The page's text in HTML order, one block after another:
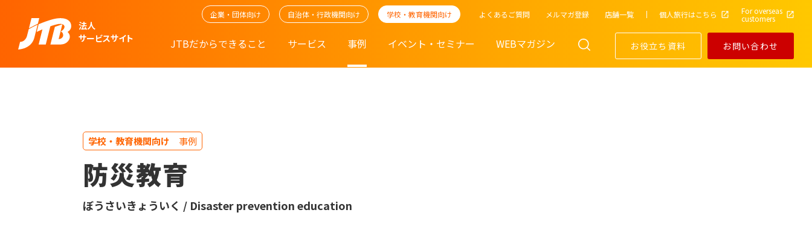
法人
サービスサイト
企業・団体向け 自治体・行政機関向け 学校・教育機関向け よくあるご質問 メルマガ登録 店舗一覧 個人旅行はこちら For overseas
customers
JTBだからできること サービス 事例 イベント・セミナー WEBマガジン お役立ち資料 お問い合わせ
学校・教育機関向け 事例
防災教育
ぼうさいきょういく / Disaster prevention education